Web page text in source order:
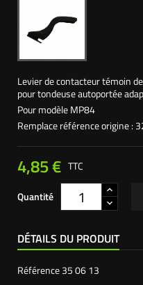
Levier de contacteur témoin
pour tondeuse autoportée
Pour modèle MP84
Remplace référence origine :
4,85 € TTC
Quantité
DÉTAILS DU PRODUIT
Référence35 06 13